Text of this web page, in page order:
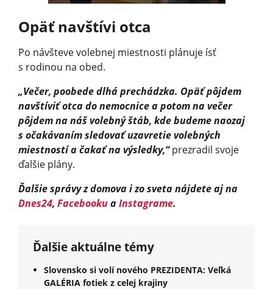
Opäť navštívi otca
Po návšteve volebnej miestnosti plánuje ísť
s rodinou na obed.
„Večer, poobede dlhá prechádzka. Opäť pôjdem
navštíviť otca do nemocnice a potom na večer
pôjdem na náš volebný štáb, kde budeme naozaj
s očakávaním sledovať uzavretie volebných
miestností a čakať na výsledky,“prezradil svoje
ďalšie plány.
Ďalšie správy z domova i zo sveta nájdete aj na
Dnes24, FacebookuaInstagrame.
Ďalšie aktuálne témy
Slovensko si volí nového PREZIDENTA: Veľká
GALÉRIA fotiek z celej krajiny